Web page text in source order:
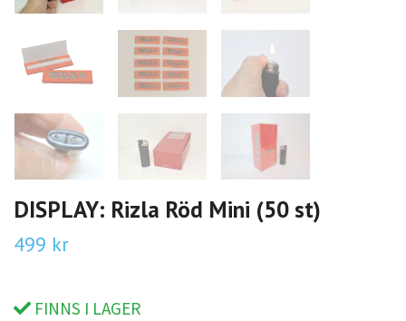
DISPLAY: Rizla Röd Mini (50 st)
499 kr
FINNS I LAGER